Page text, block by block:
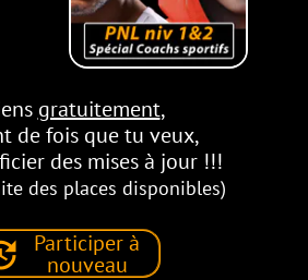
gratuitement,
de fois que tu veux,
des mises à jour !!!
des places disponibles)
Participer à
nouveau